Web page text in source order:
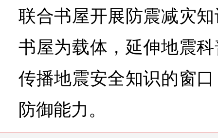
联合书屋开展防震减灾
书屋为载体，延伸地震
传播地震安全知识的窗
防御能力。